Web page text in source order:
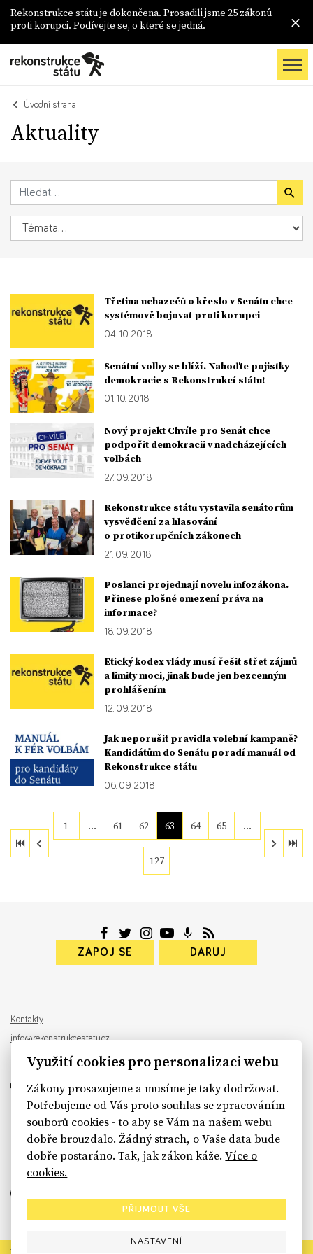
Rekonstrukce státu je dokončena. Prosadili jsme 25 zákonů
proti korupci. Podívejte se, o které se jedná.
Úvodní strana
Aktuality
Třetina uchazečů o křeslo v Senátu chce
systémově bojovat proti korupci
04. 10. 2018
Senátní volby se blíží. Nahoďte pojistky
demokracie s Rekonstrukcí státu!
01. 10. 2018
Nový projekt Chvíle pro Senát chce
podpořit demokracii v nadcházejících
volbách
27. 09. 2018
Rekonstrukce státu vystavila senátorům
vysvědčení za hlasování
o protikorupčních zákonech
21. 09. 2018
Poslanci projednají novelu infozákona.
Přinese plošné omezení práva na
informace?
18. 09. 2018
Etický kodex vlády musí řešit střet zájmů
a limity moci, jinak bude jen bezcenným
prohlášením
12. 09. 2018
Jak neporušit pravidla volební kampaně?
Kandidátům do Senátu poradí manuál od
Rekonstrukce státu
06. 09. 2018
1 … 61 62 63 64 65 …
127
ZAPOJ SE DARUJ
Kontakty
info@rekonstrukcestatu.cz
Návrh a vývoj: Sinfin , ilustrace:
sinfin.digital
Využití cookies pro personalizaci webu
Zákony prosazujeme a musíme je taky dodržovat.
Potřebujeme od Vás proto souhlas se zpracováním
souborů cookies - to aby se Vám na našem webu
dobře brouzdalo. Žádný strach, o Vaše data bude
dobře postaráno. Tak, jak zákon káže.Více o
cookies.
PŘIJMOUT VŠE
NASTAVENÍ